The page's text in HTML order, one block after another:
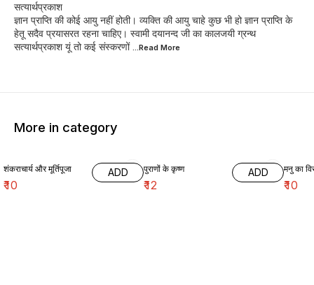
सत्यार्थप्रकाश
ज्ञान प्राप्ति की कोई आयु नहीं होती। व्यक्ति की आयु चाहे कुछ भी हो ज्ञान प्राप्ति के
हेतू सदैव प्रयासरत रहना चाहिए। स्वामी दयानन्द जी का कालजयी ग्रन्थ
सत्यार्थप्रकाश यूं तो कई संस्करणों ...Read More
More in category
शंकराचार्य और मूर्तिपूजा
₹10
ADD पुराणों के कृष्ण
₹12
ADD मनु का
₹10